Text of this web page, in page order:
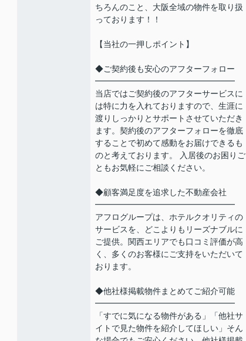
ちろんのこと、大阪全域の物件を取り扱
っております！！
【当社の一押しポイント】
◆ご契約後も安心のアフターフォロー
━━━━━━━━━━━━━━━━━
当店ではご契約後のアフターサービスに
は特に力を入れておりますので、生涯に
渡りしっかりとサポートさせていただき
ます。契約後のアフターフォローを徹底
することで初めて感動をお届けできるも
のと考えております。 入居後のお困りご
ともお気軽にご相談ください。
◆顧客満足度を追求した不動産会社
━━━━━━━━━━━━━━━━━
アフログループは、ホテルクオリティの
サービスを、どこよりもリーズナブルに
ご提供。関西エリアでも口コミ評価が高
く、多くのお客様にご支持をいただいて
おります。
◆他社様掲載物件まとめてご紹介可能
━━━━━━━━━━━━━━━━━
「すでに気になる物件がある」「他社サ
イトで見た物件を紹介してほしい」そん